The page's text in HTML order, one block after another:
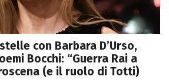
con Barbara D’Urso,
Bocchi: “Guerra Rai a
(e il ruolo di Totti)